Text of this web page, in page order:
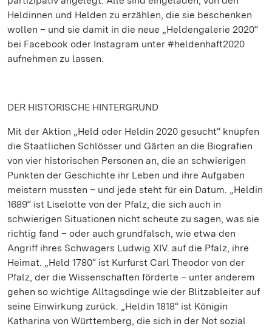
Heldinnen und Helden zu erzählen, die sie beschenken
wollen – und sie damit in die neue „Heldengalerie 2020“
bei Facebook oder Instagram unter #heldenhaft2020
aufnehmen zu lassen.
DER HISTORISCHE HINTERGRUND
Mit der Aktion „Held oder Heldin 2020 gesucht“ knüpfen
die Staatlichen Schlösser und Gärten an die Biografien
von vier historischen Personen an, die an schwierigen
Punkten der Geschichte ihr Leben und ihre Aufgaben
meistern mussten – und jede steht für ein Datum. „Heldin
1689“ ist Liselotte von der Pfalz, die sich auch in
schwierigen Situationen nicht scheute zu sagen, was sie
richtig fand – oder auch grundfalsch, wie etwa den
Angriff ihres Schwagers Ludwig XIV. auf die Pfalz, ihre
Heimat. „Held 1780“ ist Kurfürst Carl Theodor von der
Pfalz, der die Wissenschaften förderte – unter anderem
gehen so wichtige Alltagsdinge wie der Blitzableiter auf
seine Einwirkung zurück. „Heldin 1818“ ist Königin
Katharina von Württemberg, die sich in der Not sozial